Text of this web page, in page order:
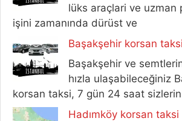
lüks araçlari ve uzman
işini zamanında dürüst ve
Başakşehir korsan taksi
Başakşehir ve
hızla ulaşabileceğiniz
korsan taksi, 7 gün 24 saat
Hadımköy korsan taksi